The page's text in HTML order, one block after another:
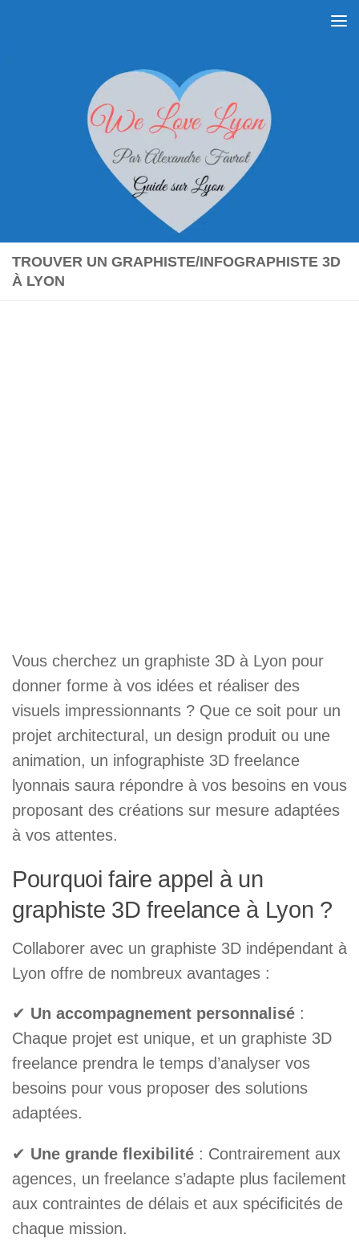
TROUVER UN GRAPHISTE/INFOGRAPHISTE 3D
À LYON
Vous cherchez un graphiste 3D à Lyon pour
donner forme à vos idées et réaliser des
visuels impressionnants ? Que ce soit pour un
projet architectural, un design produit ou une
animation, un infographiste 3D freelance
lyonnais saura répondre à vos besoins en vous
proposant des créations sur mesure adaptées
à vos attentes.
Pourquoi faire appel à un
graphiste 3D freelance à Lyon ?
Collaborer avec un graphiste 3D indépendant à
Lyon offre de nombreux avantages :
✔ Un accompagnement personnalisé :
Chaque projet est unique, et un graphiste 3D
freelance prendra le temps d’analyser vos
besoins pour vous proposer des solutions
adaptées.
✔ Une grande flexibilité : Contrairement aux
agences, un freelance s’adapte plus facilement
aux contraintes de délais et aux spécificités de
chaque mission.